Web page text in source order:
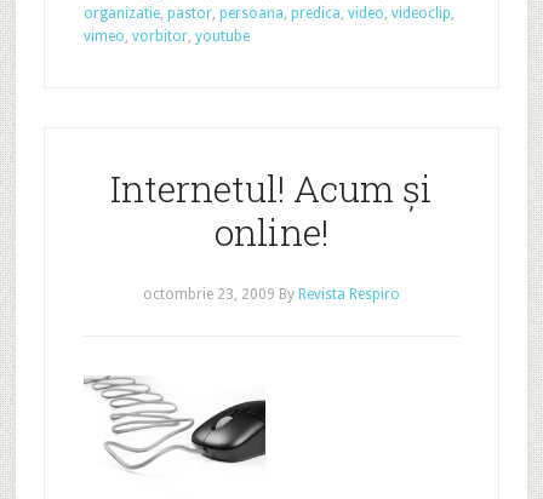
organizatie, pastor, persoana predica video videoclip
vimeo vorbitor, youtube
Internetul! Acum și
online!
octombrie 23, 2009 By Revista Respiro